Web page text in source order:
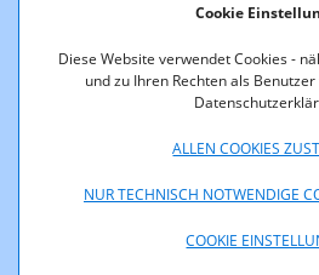
Cookie
Diese Website verwendet Cookies -
und zu Ihren Rechten als
ALLEN COOKIES
NUR TECHNISCH NOTWENDIGE
COOKIE
Aus Sicht der TKK ist National
problematisch, wenn es sich nicht
„Zusatzleistung“ handelt, die dann
bestimmten Gebieten die
breitem „geografischen footprint“
Website der RTR-GmbH
kritisch zu sehen. Im